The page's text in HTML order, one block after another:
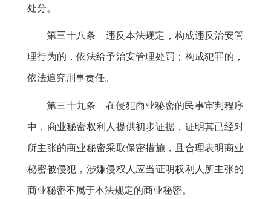
处分。
第三十八条 违反本法规定 ，构成违反治安管
理行为的，依法给予治安管理处罚 ； 构成犯罪的，
依法追究刑事责任。
第三十九条 在侵犯商业秘密的民事审判程序
中 ， 商业秘密权利人提供初步证据，证明其已经对
所主张的商业秘密采取保密措施 ， 且合理表明商业
秘密被侵犯，涉嫌侵权人应当证明权利人所主张的
商业秘密不属于本法规定的商业秘密。